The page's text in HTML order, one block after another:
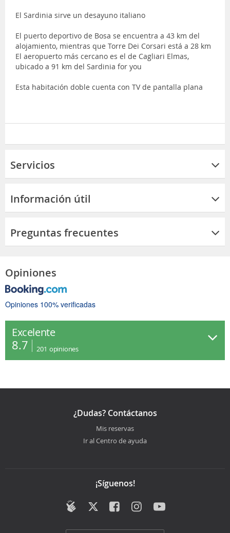
El Sardinia sirve un desayuno italiano
El puerto deportivo de Bosa se encuentra a 43 km del
alojamiento, mientras que Torre Dei Corsari está a 28 km
El aeropuerto más cercano es el de Cagliari Elmas,
ubicado a 91 km del Sardinia for you
Esta habitación doble cuenta con TV de pantalla plana
Servicios
Información útil
Preguntas frecuentes
Opiniones
Opiniones 100% verificadas
Excelente
8.7 201 opiniones
¿Dudas? Contáctanos
Mis reservas
Ir al Centro de ayuda
¡Síguenos!